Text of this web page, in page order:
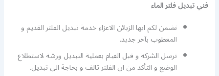
فني تبديل فلتر الماء
نضمن لكم ايها الزبائن الاعزاء خدمة تبديل الفلتر القديم و
المعطوب بآخر جديد.
ترسل الشركة و قبل القيام بعملية التبديل ورشة لاستطلاع
الوضع و التأكد من ان الفلتر تالف و بحاجة الى تبديل.